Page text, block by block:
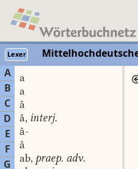
Lexer
A
B
C
D
E
F
G
a
a
â
â, interj.
â-
â
ab, praep. adv.